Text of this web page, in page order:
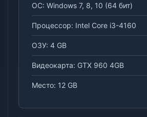
ОС: Windows 7, 8, 10 (64 бит)
Процессор: Intel Core i3-4160
ОЗУ: 4 GB
Видеокарта: GTX 960 4GB
Место: 12 GB